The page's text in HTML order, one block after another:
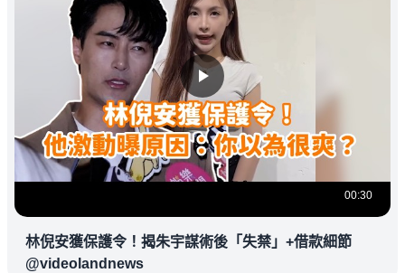
00:30
林倪安獲保護令！揭朱宇謀術後「失禁」+借款細節
@videolandnews